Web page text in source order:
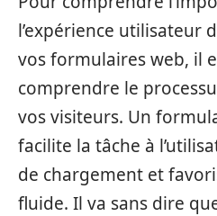
l’expérience utilisateur
vos formulaires web, il
comprendre le
vos visiteurs. Un
facilite la tâche à
de chargement et
fluide. Il va sans dire